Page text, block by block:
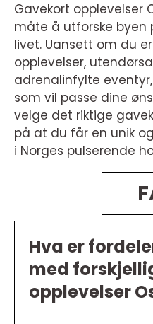
Gavekort opplevelser
måte å utforske byen
livet. Uansett om du
opplevelser,
adrenalinfylte
som vil passe dine
velge det riktige
på at du får en unik
i Norges pulserende
Hva er
med
opplevelser